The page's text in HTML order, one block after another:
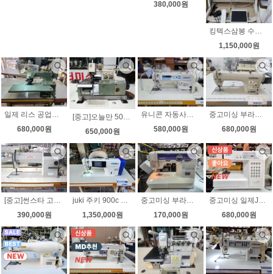
380,000원
킹텍스삼봉 수동 CT9000 대만호싱 무소음모터 부착 상태최상
1,150,000원
일제 리스 공업용 단뜨기미싱 스쿠이미싱 상태좋아요
680,000원
[중고]오늘만 50만원 일제 야마토 공업용오버로크DCZ-703 상태좋아요!!
650,000원
유니콘 자동사절미싱 무소음 속도조절 노루발8가지 상태좋아요
580,000원
중고미싱 부라더 다이렉트 자동사절미싱 s7200a-403 미세급유 상태좋아요 노루발10가지 무료배송
680,000원
[중고]썬스타 고속본봉 공업용미싱 KM-137B (후물용미싱/수선집에서 청바지용으로 최상/가정집에서사용)
390,000원
juki 주키 900c 자동사절미싱 정품 한글 새제품 최신형
1,350,000원
중고미싱 부라더 가정용미싱 XL-5500 잔고장없는 수직가마
170,000원
중고미싱 일제JUKI 준공업용미싱 HZL-7900 공업용가마사용 상태최상
680,000원